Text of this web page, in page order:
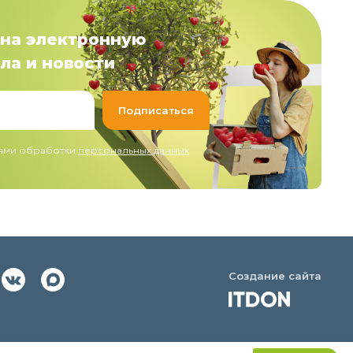
электронную
и новости
обработки персональных данных
Создание сайта